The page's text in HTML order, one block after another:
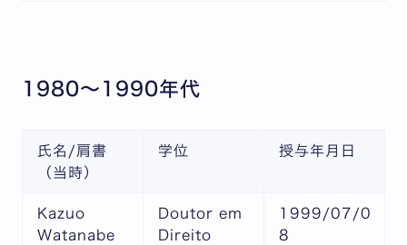
1980〜1990年代
氏名/肩書
（当時）
学位 授与年月日
Kazuo
Watanabe
Doutor em
Direito
1999/07/0
8